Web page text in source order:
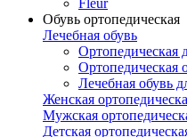
Fleur
Обувь ортопедическая
Лечебная обувь
Ортопедическая
Ортопедическая
Лечебная обувь
Женская
Мужская
Детская